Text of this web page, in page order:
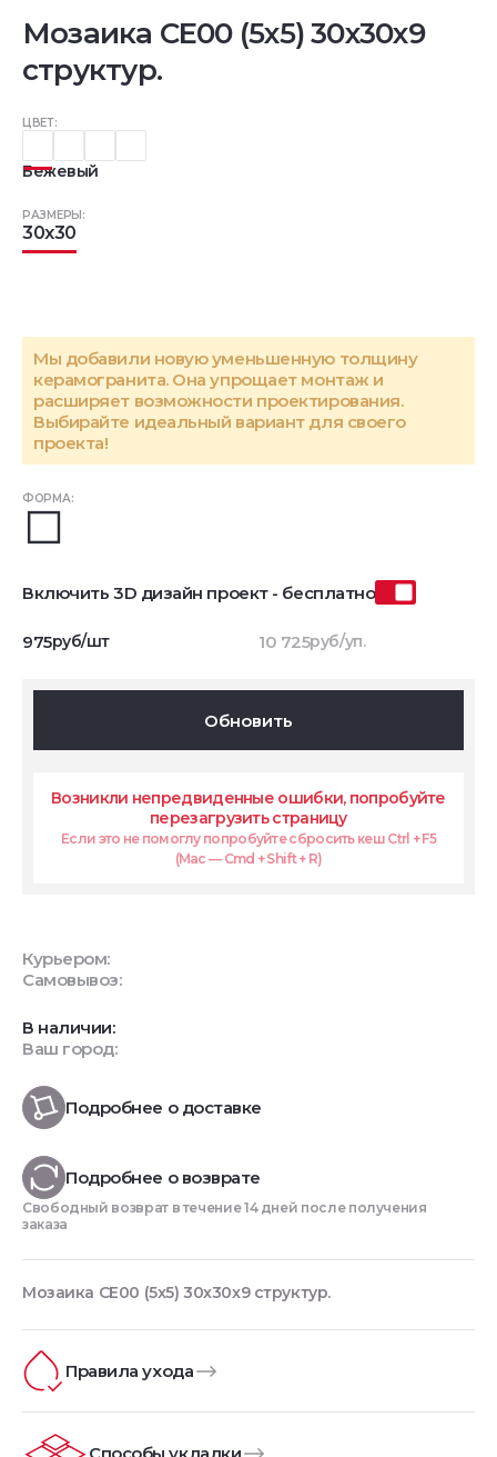
Мозаика CE00 (5x5) 30x30x9
структур.
ЦВЕТ:
Бежевый
ФОРМА:
РАЗМЕРЫ:
30x30
Мы добавили новую уменьшенную толщину
керамогранита. Она упрощает монтаж и
расширяет возможности проектирования.
Выбирайте идеальный вариант для своего
проекта!
Включить 3D дизайн проект - бесплатно
975руб/шт 10 725руб/уп.
Обновить
Возникли непредвиденные ошибки, попробуйте
перезагрузить страницу
Если это не помоглу попробуйте сбросить кеш Ctrl + F5
(Mac — Cmd + Shift + R)
Курьером:
Самовывоз:
В наличии:
Ваш город:
Подробнее о доставке
Подробнее о возврате
Свободный возврат в течение 14 дней после получения
заказа
Мозаика CE00 (5x5) 30x30x9 структур.
Правила ухода